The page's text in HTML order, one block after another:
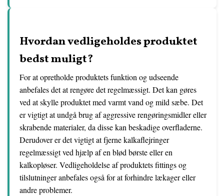
Hvordan vedligeholdes produktet
bedst muligt?
For at opretholde produktets funktion og udseende
anbefales det at rengøre det regelmæssigt. Det kan gøres
ved at skylle produktet med varmt vand og mild sæbe. Det
er vigtigt at undgå brug af aggressive rengøringsmidler eller
skrabende materialer, da disse kan beskadige overfladerne.
Derudover er det vigtigt at fjerne kalkaflejringer
regelmæssigt ved hjælp af en blød børste eller en
kalkopløser. Vedligeholdelse af produktets fittings og
tilslutninger anbefales også for at forhindre lækager eller
andre problemer.